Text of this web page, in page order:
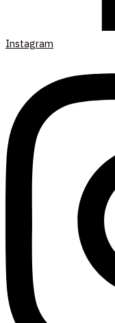
Instagram